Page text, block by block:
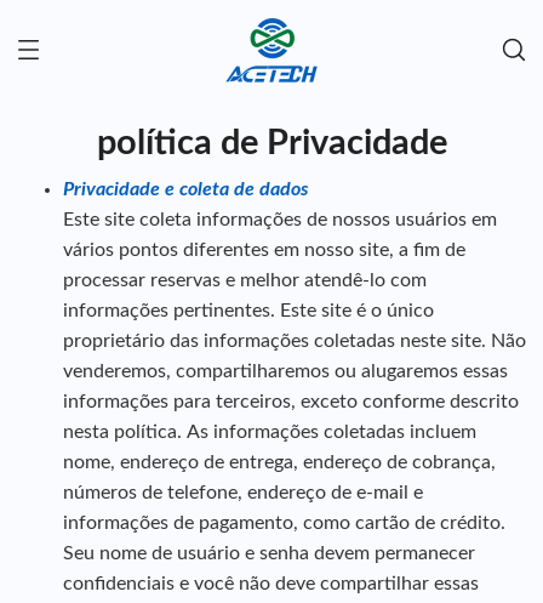
política de Privacidade
Privacidade e coleta de dados
Este site coleta informações de nossos usuários em
vários pontos diferentes em nosso site, a fim de
processar reservas e melhor atendê-lo com
informações pertinentes. Este site é o único
proprietário das informações coletadas neste site. Não
venderemos, compartilharemos ou alugaremos essas
informações para terceiros, exceto conforme descrito
nesta política. As informações coletadas incluem
nome, endereço de entrega, endereço de cobrança,
números de telefone, endereço de e-mail e
informações de pagamento, como cartão de crédito.
Seu nome de usuário e senha devem permanecer
confidenciais e você não deve compartilhar essas